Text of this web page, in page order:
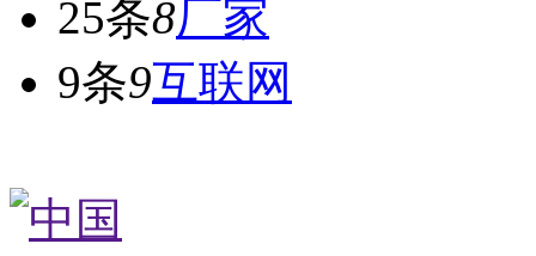
25条8厂家
9条9互联网